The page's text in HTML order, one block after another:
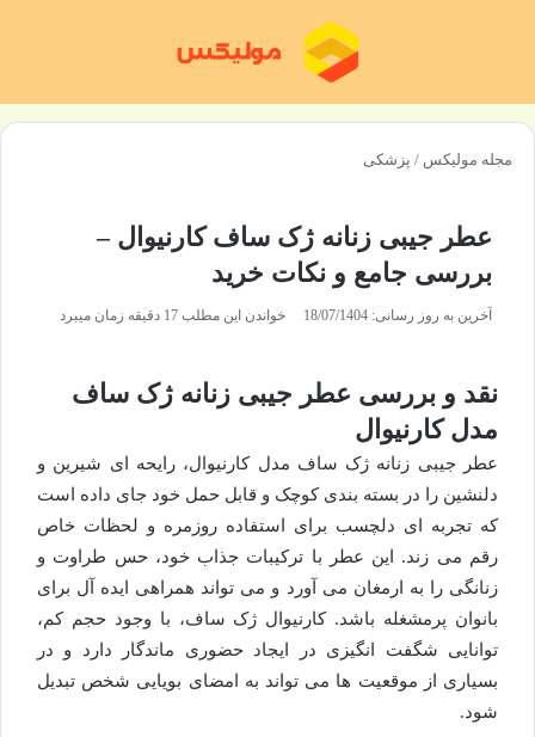
مجله مولیکس / پزشکی
عطر جیبی زنانه ژک ساف کارنیوال –
بررسی جامع و نکات خرید
آخرین به روز رسانی: 18/07/1404 خواندن این مطلب 17 دقیقه زمان میبرد
نقد و بررسی عطر جیبی زنانه ژک ساف
مدل کارنیوال
عطر جیبی زنانه ژک ساف مدل کارنیوال، رایحه ای شیرین و
دلنشین را در بسته بندی کوچک و قابل حمل خود جای داده است
که تجربه ای دلچسب برای استفاده روزمره و لحظات خاص
رقم می زند. این عطر با ترکیبات جذاب خود، حس طراوت و
زنانگی را به ارمغان می آورد و می تواند همراهی ایده آل برای
بانوان پرمشغله باشد. کارنیوال ژک ساف، با وجود حجم کم،
توانایی شگفت انگیزی در ایجاد حضوری ماندگار دارد و در
بسیاری از موقعیت ها می تواند به امضای بویایی شخص تبدیل
شود.